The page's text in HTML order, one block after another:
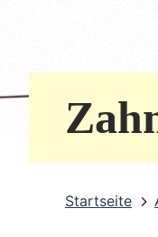
Startseite
v